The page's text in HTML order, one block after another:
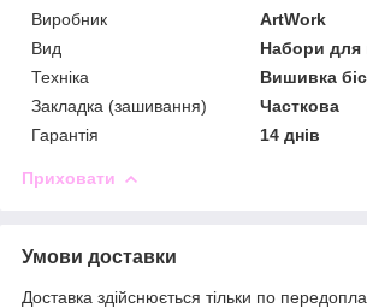
Виробник
ArtWork
Вид
Набори для
Техніка
Вишивка
Закладка (зашивання)
Часткова
Гарантія
14 днів
Приховати
Умови доставки
Доставка здійснюється тільки по